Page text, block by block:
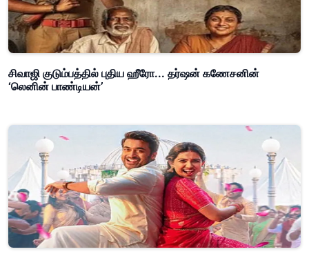
சிவாஜி குடும்பத்தில் புதிய ஹீரோ... தர்ஷன் கணேசனின்
‘லெனின் பாண்டியன்’